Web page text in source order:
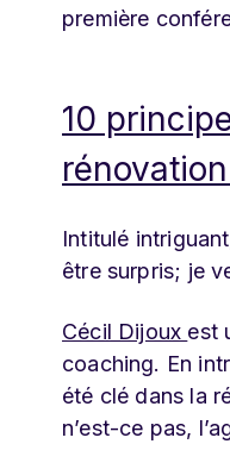
première
10
Intitulé
être surpris; je
Cécil Dijoux est
coaching. En
été clé dans la
n’est-ce pas,